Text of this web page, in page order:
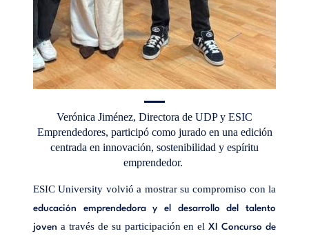
Verónica Jiménez, Directora de UDP y ESIC
Emprendedores, participó como jurado en una edición
centrada en innovación, sostenibilidad y espíritu
emprendedor.
ESIC University volvió a mostrar su compromiso con la
educación emprendedora y el desarrollo del talento
joven a través de su participación en elXI Concurso de